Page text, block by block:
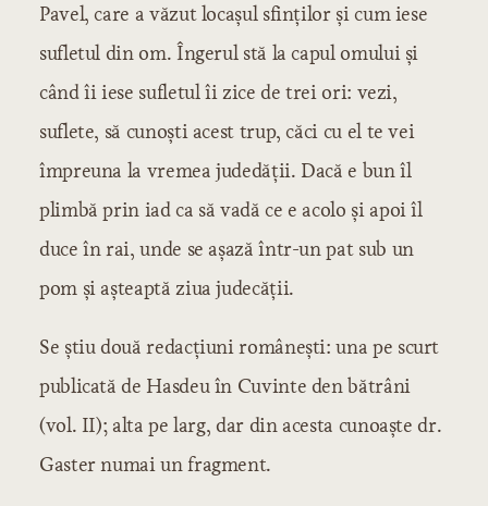
Pavel, care a văzut locaşul sfinţilor şi cum iese
sufletul din om. Îngerul stă la capul omului şi
când îi iese sufletul îi zice de trei ori: vezi,
suflete, să cunoşti acest trup, căci cu el te vei
împreuna la vremea judedăţii. Dacă e bun îl
plimbă prin iad ca să vadă ce e acolo şi apoi îl
duce în rai, unde se aşază într-un pat sub un
pom şi aşteaptă ziua judecăţii.
Se ştiu două redacţiuni româneşti: una pe scurt
publicată de Hasdeu în Cuvinte den bătrâni
(vol. II); alta pe larg, dar din acesta cunoaşte dr.
Gaster numai un fragment.